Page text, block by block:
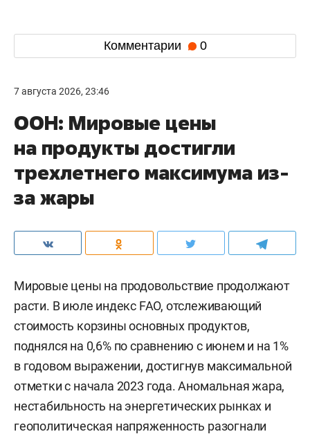
Комментарии 0
7 августа 2026, 23:46
ООН: Мировые цены
на продукты достигли
трехлетнего максимума из-
за жары
Мировые цены на продовольствие продолжают
расти. В июле индекс FAO, отслеживающий
стоимость корзины основных продуктов,
поднялся на 0,6% по сравнению с июнем и на 1%
в годовом выражении, достигнув максимальной
отметки с начала 2023 года. Аномальная жара,
нестабильность на энергетических рынках и
геополитическая напряженность разогнали